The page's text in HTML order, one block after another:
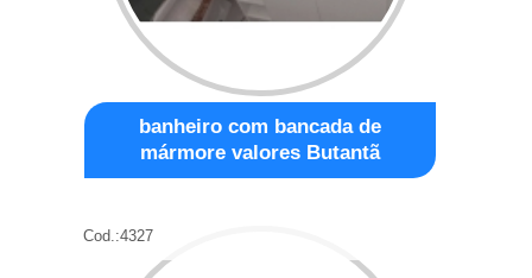
banheiro com bancada de
mármore valores Butantã
Cod.:4327